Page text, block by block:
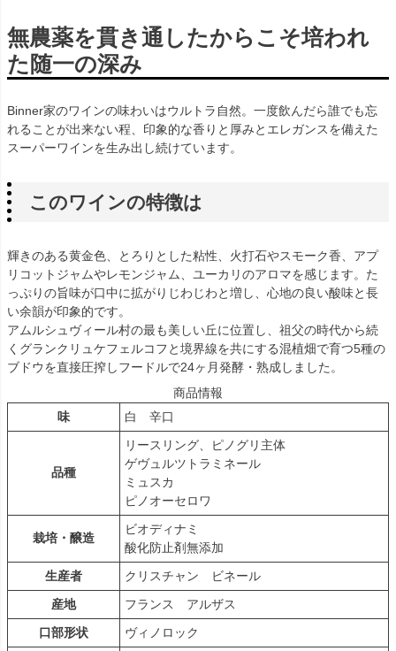
無農薬を貫き通したからこそ培われ
た随一の深み
Binner家のワインの味わいはウルトラ自然。一度飲んだら誰でも忘
れることが出来ない程、印象的な香りと厚みとエレガンスを備えた
スーパーワインを生み出し続けています。
このワインの特徴は
輝きのある黄金色、とろりとした粘性、火打石やスモーク香、アプ
リコットジャムやレモンジャム、ユーカリのアロマを感じます。た
っぷりの旨味が口中に拡がりじわじわと増し、心地の良い酸味と長
い余韻が印象的です。
アムルシュヴィール村の最も美しい丘に位置し、祖父の時代から続
くグランクリュケフェルコフと境界線を共にする混植畑で育つ5種の
ブドウを直接圧搾しフードルで24ヶ月発酵・熟成しました。
商品情報
味
白 辛口
品種
リースリング、ピノグリ主体
ゲヴュルツトラミネール
ミュスカ
ピノオーセロワ
栽培・醸造
ビオディナミ
酸化防止剤無添加
生産者
クリスチャン ビネール
産地
フランス アルザス
口部形状
ヴィノロック